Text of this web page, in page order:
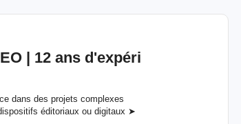
| 12 ans d'expéri
dans des projets complexes
éditoriaux ou digitaux ➤